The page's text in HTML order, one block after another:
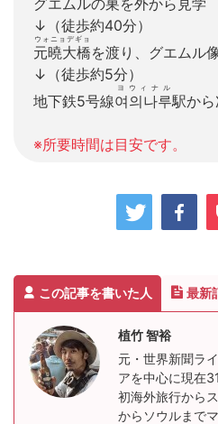
↓（徒歩約40分）
元曉大橋
ウォニョデギョ
を渡り、グエムル
↓（徒歩約5分）
地下鉄5号線여의나루
ヨウィナル
駅か
※所要時間は目安です。
この記事を書いた人 最新
植竹 智裕
元・世界新聞ラ
アを中心に現在
初海外旅行から
からソウルまでママ